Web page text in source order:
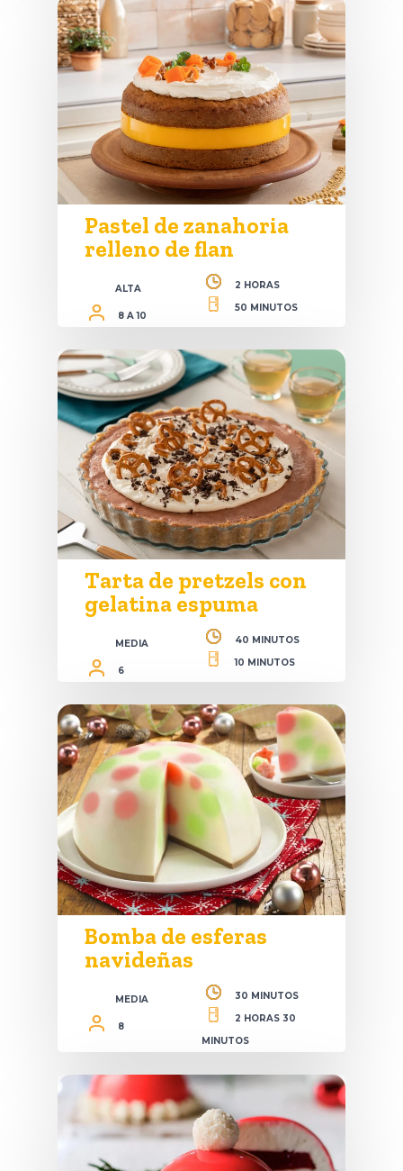
Pastel de zanahoria
relleno de flan
ALTA
8 A 10
2 HORAS
50 MINUTOS
Tarta de pretzels con
gelatina espuma
MEDIA
6
40 MINUTOS
10 MINUTOS
Bomba de esferas
navideñas
MEDIA
8
30 MINUTOS
2 HORAS 30
MINUTOS